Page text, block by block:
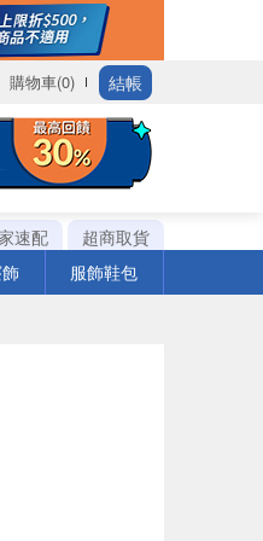
購物車(0) 結帳
速配
超商取貨
服飾鞋包